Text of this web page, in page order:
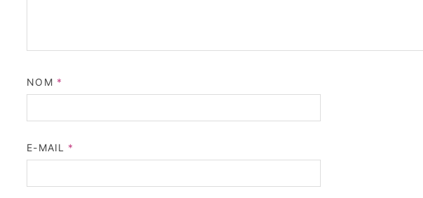
NOM *
E-MAIL *